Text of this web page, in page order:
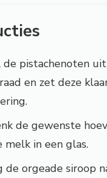
de pistachenoten
en zet deze
de gewenste
melk in een glas.
de orgeade siroop